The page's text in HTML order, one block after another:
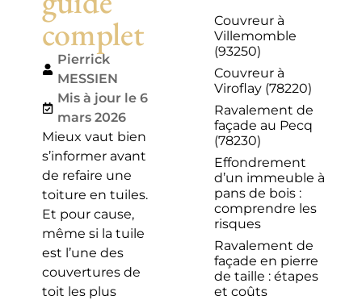
complet
Pierrick
MESSIEN
Mis à jour le 6
mars 2026
Mieux vaut bien
s’informer avant
de refaire une
toiture en tuiles.
Et pour cause,
même si la tuile
est l’une des
couvertures de
toit les plus
Couvreur à
Villemomble
(93250)
Couvreur à
Viroflay (78220)
Ravalement de
façade au Pecq
(78230)
Effondrement
d’un immeuble à
pans de bois :
comprendre les
risques
Ravalement de
façade en pierre
de taille : étapes
et coûts